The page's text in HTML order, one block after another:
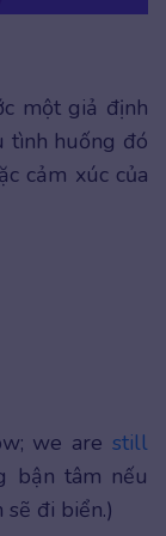
một giả định
tình huống đó
cảm xúc của
we arestill
bận tâm nếu
sẽ đi biển.)